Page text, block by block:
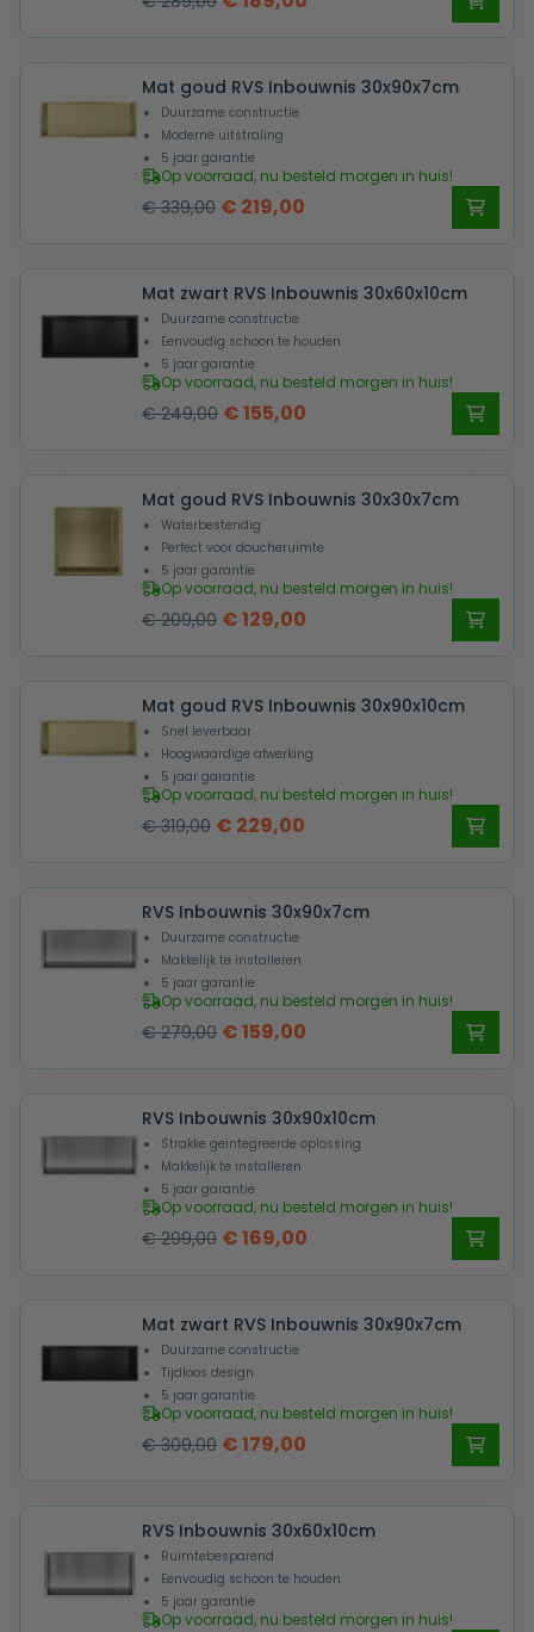
was:
€ 289,00.
is:
€ 189,00.
Mat goud RVS Inbouwnis 30x90x7cm
Duurzame constructie
Moderne uitstraling
5 jaar garantie
Op voorraad, nu besteld morgen in huis!
€339,00 Oorspronkelijke
was:
€ 339,00.
€ 219,00
is:
€ 219,00.
Mat zwart RVS Inbouwnis 30x60x10cm
Duurzame constructie
Eenvoudig schoon te houden
5 jaar garantie
Op voorraad, nu besteld morgen in huis!
€249,00 Oorspronkelijke
was:
€ 249,00.
€155,00
is:
€ 155,00.
Mat goud RVS Inbouwnis 30x30x7cm
Waterbestendig
Perfect voor doucheruimte
5 jaar garantie
Op voorraad, nu besteld morgen in huis!
€209,00 Oorspronkelijke
was:
€ 209,00.
€129,00
is:
€ 129,00.
Mat goud RVS Inbouwnis 30x90x10cm
Snel leverbaar
Hoogwaardige afwerking
5 jaar garantie
Op voorraad, nu besteld morgen in huis!
€319,00 Oorspronkelijke
was:
€ 319,00.
€ 229,00
is:
€ 229,00.
RVS Inbouwnis 30x90x7cm
Duurzame constructie
Makkelijk te installeren
5 jaar garantie
Op voorraad, nu besteld morgen in huis!
€279,00 Oorspronkelijke
was:
€ 279,00.
€159,00
is:
€ 159,00.
RVS Inbouwnis 30x90x10cm
Strakke geïntegreerde oplossing
Makkelijk te installeren
5 jaar garantie
Op voorraad, nu besteld morgen in huis!
€299,00 Oorspronkelijke
was:
€ 299,00.
€169,00
is:
€ 169,00.
Mat zwart RVS Inbouwnis 30x90x7cm
Duurzame constructie
Tijdloos design
5 jaar garantie
Op voorraad, nu besteld morgen in huis!
€309,00 Oorspronkelijke
was:
€ 309,00.
€179,00
is:
€ 179,00.
RVS Inbouwnis 30x60x10cm
Ruimtebesparend
Eenvoudig schoon te houden
5 jaar garantie
Op voorraad, nu besteld morgen in huis!